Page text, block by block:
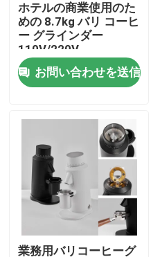
工場旅行
品質管理
私達に連絡しなさい
場合
コーヒー豆の粉砕機
ぎざぎざのコーヒー豆挽器
ホテルの商業使用のた
めの 8.7kg バリ コーヒ
ー グラインダー
110V/220V
お問い合わせを送信
業務用バリコーヒーグ